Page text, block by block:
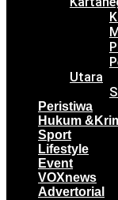
Utara
Peristiwa
Hukum
Sport
Lifestyle
Event
VOXnews
Advertorial